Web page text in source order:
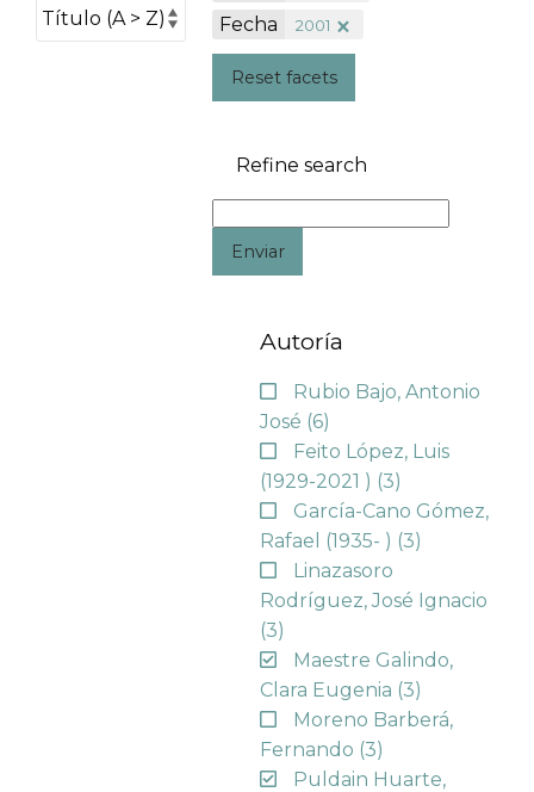
Fecha 2001
Reset facets
Refine search
Enviar
Autoría
Rubio Bajo, Antonio
José (6)
Feito López, Luis
(1929-2021 ) (3)
García-Cano Gómez,
Rafael (1935- ) (3)
Linazasoro
Rodríguez, José Ignacio
(3)
Maestre Galindo,
Clara Eugenia (3)
Moreno Barberá,
Fernando (3)
Puldain Huarte,